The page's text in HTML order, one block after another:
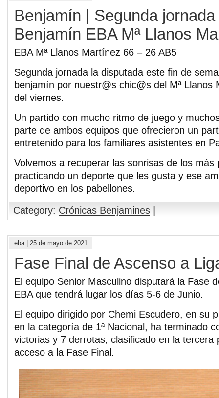
Benjamín | Segunda
Benjamín EBA Mª Llanos
EBA Mª Llanos Martínez 66 – 26 AB5
Segunda jornada la disputada este fin de
benjamín por nuestr@s chic@s del Mª Llanos
del viernes.
Un partido con mucho ritmo de juego y
parte de ambos equipos que ofrecieron un
entretenido para los familiares asistentes en
Volvemos a recuperar las sonrisas de los más
practicando un deporte que les gusta y ese
deportivo en los pabellones.
Category: Crónicas Benjamines
eba 25 de mayo de 2021
Fase Final de Ascenso a
El equipo Senior Masculino disputará la Fase
EBA que tendrá lugar los días 5-6 de Junio.
El equipo dirigido por Chemi Escudero, en su
en la categoría de 1ª Nacional, ha terminado
victorias y 7 derrotas, clasificado en la tercera
acceso a la Fase Final.